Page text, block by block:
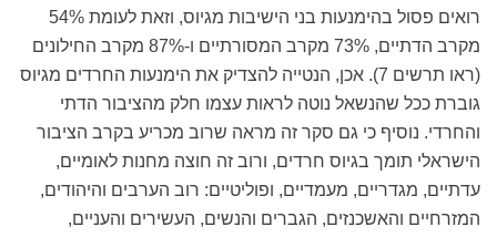
רואים פסול בהימנעות בני הישיבות מגיוס, וזאת לעומת 54%
מקרב הדתיים, 73% מקרב המסורתיים ו-87% מקרב החילונים
(ראו תרשים 7). אכן, הנטייה להצדיק את הימנעות החרדים מגיוס
גוברת ככל שהנשאל נוטה לראות עצמו חלק מהציבור הדתי
והחרדי. נוסיף כי גם סקר זה מראה שרוב מכריע בקרב הציבור
הישראלי תומך בגיוס חרדים, ורוב זה חוצה מחנות לאומיים,
עדתיים, מגדריים, מעמדיים, ופוליטיים: רוב הערבים והיהודים,
המזרחיים והאשכנזים, הגברים והנשים, העשירים והעניים,